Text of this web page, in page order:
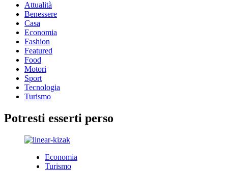
Attualità
Benessere
Casa
Economia
Fashion
Featured
Food
Motori
Sport
Tecnologia
Turismo
Potresti esserti perso
Economia
Turismo